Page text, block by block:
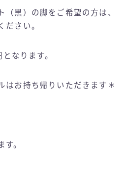
（黒）の脚をご希望の方は、
ださい。
なります。
はお持ち帰りいただきます＊
す。